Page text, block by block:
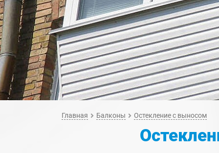
Главная Балконы Остекление с выносом